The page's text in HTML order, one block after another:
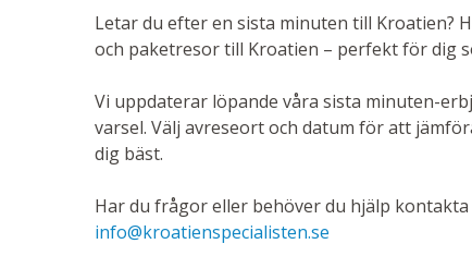
Letar du efter en sista minuten till Kroatien?
och paketresor till Kroatien – perfekt för dig
Vi uppdaterar löpande våra sista minuten-
varsel. Välj avreseort och datum för att
dig bäst.
Har du frågor eller behöver du hjälp
info@kroatienspecialisten.se